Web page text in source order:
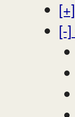
[+]
[-]